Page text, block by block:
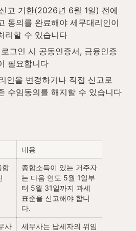
고 기한(2026년 6월 1일) 전에
동의를 완료해야 세무대리인이
리할 수 있습니다
그인 시 공동인증서, 금융인증
필요합니다
인을 변경하거나 직접 신고로
수임동의를 해지할 수 있습니다
내용
합
종합소득이 있는 거주자
는 다음 연도 5월 1일부
터 5월 31일까지 과세
표준을 신고해야 합니
다.
사
세무사는 납세자의 위임